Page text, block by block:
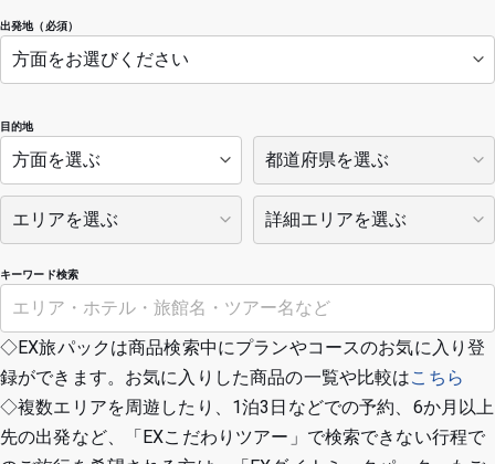
出発地（必須）
目的地
キーワード検索
◇EX旅パックは商品検索中にプランやコースのお気に入り登
録ができます。お気に入りした商品の一覧や比較はこちら
◇複数エリアを周遊したり、1泊3日などでの予約、6か月以上
先の出発など、「EXこだわりツアー」で検索できない行程で